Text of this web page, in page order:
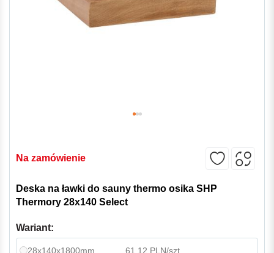
Na zamówienie
Deska na ławki do sauny thermo osika SHP
Thermory 28x140 Select
Wariant:
28x140x1800mm
61,12 PLN/szt.